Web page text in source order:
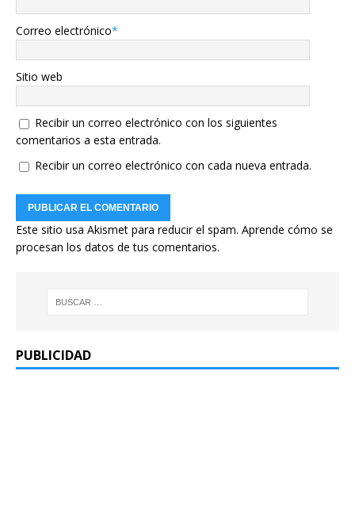
Correo electrónico*
Sitio web
Recibir un correo electrónico con los siguientes
comentarios a esta entrada.
Recibir un correo electrónico con cada nueva entrada.
Este sitio usa Akismet para reducir el spam. Aprende cómo se
procesan los datos de tus comentarios.
PUBLICIDAD